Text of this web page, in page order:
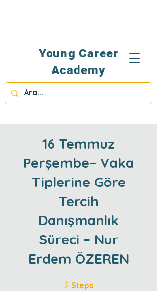
Young Career
Academy
16 Temmuz
Perşembe– Vaka
Tiplerine Göre
Tercih
Danışmanlık
Süreci – Nur
Erdem ÖZEREN
2 Steps